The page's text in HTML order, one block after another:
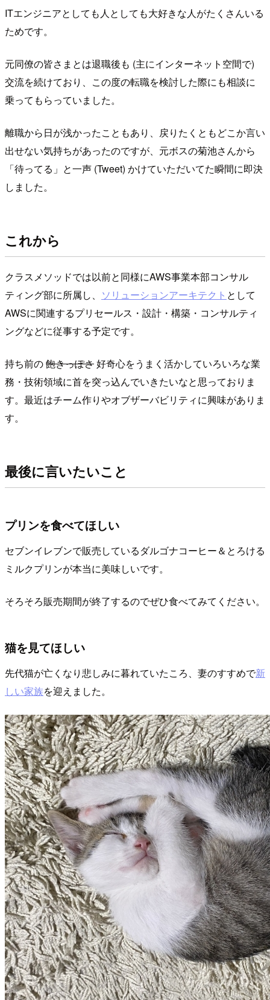
ITエンジニアとしても人としても大好きな人がたくさんいる
ためです。
元同僚の皆さまとは退職後も (主にインターネット空間で)
交流を続けており、この度の転職を検討した際にも相談に
乗ってもらっていました。
離職から日が浅かったこともあり、戻りたくともどこか言い
出せない気持ちがあったのですが、元ボスの菊池さんから
「待ってる」と一声 (Tweet) かけていただいてた瞬間に即決
しました。
これから
クラスメソッドでは以前と同様にAWS事業本部コンサル
ティング部に所属し、 ソリューションアーキテクト として
AWSに関連するプリセールス・設計・構築・コンサルティ
ングなどに従事する予定です。
持ち前の飽きっぽさ好奇心をうまく活かしていろいろな業
務・技術領域に首を突っ込んでいきたいなと思っておりま
す。最近はチーム作りやオブザーバビリティに興味がありま
す。
最後に言いたいこと
プリンを食べてほしい
セブンイレブンで販売しているダルゴナコーヒー＆とろける
ミルクプリンが本当に美味しいです。
そろそろ販売期間が終了するのでぜひ食べてみてください。
猫を見てほしい
先代猫が亡くなり悲しみに暮れていたころ、妻のすすめで新
しい家族を迎えました。